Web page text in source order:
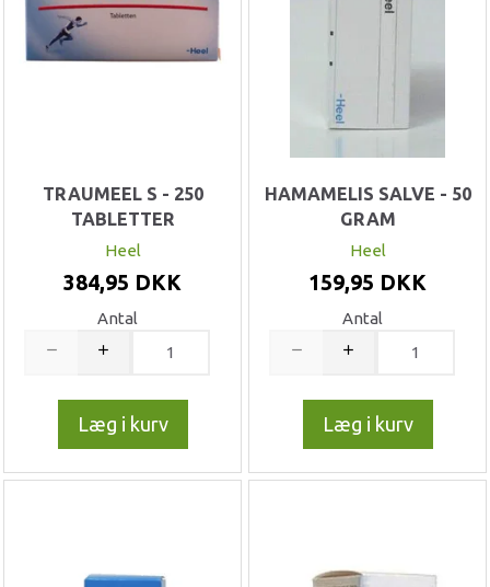
TRAUMEEL S - 250
TABLETTER
Heel
384,95 DKK
Antal
Læg i kurv
HAMAMELIS SALVE - 50
GRAM
Heel
159,95 DKK
Antal
Læg i kurv